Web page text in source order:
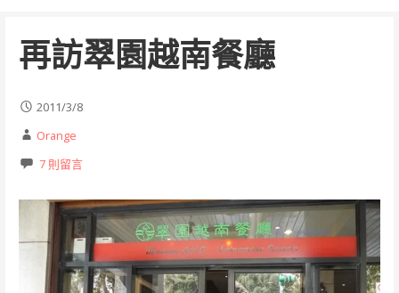
再訪翠園越南餐廳
2011/3/8
Orange
7 則留言